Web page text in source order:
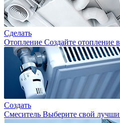
Сделать
Отопление Создайте отопление
Создать
Смеситель Выберите свой